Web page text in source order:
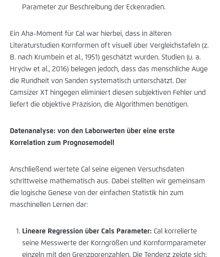
Parameter zur Beschreibung der Eckenradien.
Ein Aha-Moment für Cal war hierbei, dass in älteren
Literaturstudien Kornformen oft visuell über Vergleichstafeln (z.
B. nach Krumbein et al., 1951) geschätzt wurden. Studien (u. a.
Hryciw et al., 2016) belegen jedoch, dass das menschliche Auge
die Rundheit von Sanden systematisch unterschätzt. Der
Camsizer XT hingegen eliminiert diesen subjektiven Fehler und
liefert die objektive Präzision, die Algorithmen benötigen.
Datenanalyse: von den Laborwerten über eine erste
Korrelation zum Prognosemodell
Anschließend wertete Cal seine eigenen Versuchsdaten
schrittweise mathematisch aus. Dabei stellten wir gemeinsam
die logische Genese von der einfachen Statistik hin zum
maschinellen Lernen dar:
Lineare Regression über Cals Parameter: Cal korrelierte
seine Messwerte der Korngrößen und Kornformparameter
einzeln mit den Grenzporenzahlen. Die Tendenz zeigte sich: